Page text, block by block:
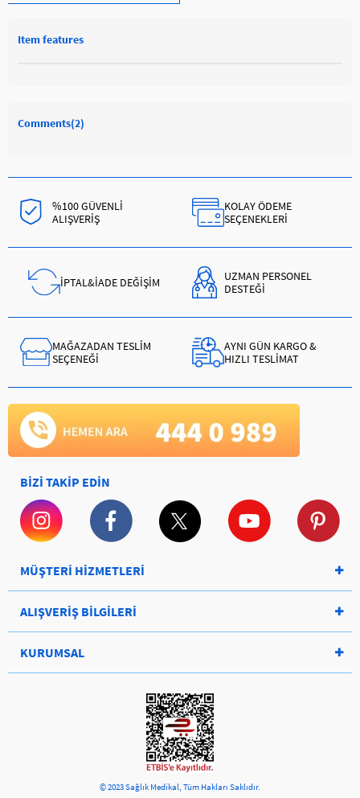
Item features
Comments(2)
%100 GÜVENLİ
ALIŞVERİŞ
KOLAY ÖDEME
SEÇENEKLERİ
İPTAL&İADE DEĞİŞİM
UZMAN PERSONEL
DESTEĞİ
MAĞAZADAN TESLİM
SEÇENEĞİ
AYNI GÜN KARGO &
HIZLI TESLİMAT
BİZİ TAKİP EDİN
MÜŞTERİ HİZMETLERİ
ALIŞVERİŞ BİLGİLERİ
KURUMSAL
© 2023 Sağlık Medikal, Tüm Hakları Saklıdır.